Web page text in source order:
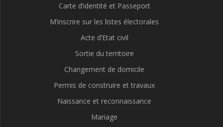
Carte d’identité et Passeport
M’inscrire sur les listes électorales
Acte d’Etat civil
Sortie du territoire
Changement de domicile
Permis de construire et travaux
Naissance et reconnaissance
Mariage